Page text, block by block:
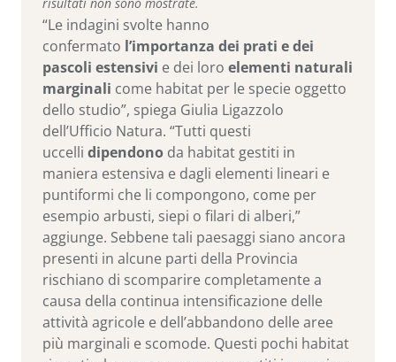
“Le indagini svolte hanno
confermato l’importanza dei prati e dei
pascoli estensivi e dei loro elementi naturali
marginali come habitat per le specie oggetto
dello studio”, spiega Giulia Ligazzolo
dell’Ufficio Natura. “Tutti questi
uccelli dipendono da habitat gestiti in
maniera estensiva e dagli elementi lineari e
puntiformi che li compongono, come per
esempio arbusti, siepi o filari di alberi,”
aggiunge. Sebbene tali paesaggi siano ancora
presenti in alcune parti della Provincia
rischiano di scomparire completamente a
causa della continua intensificazione delle
attività agricole e dell’abbandono delle aree
più marginali e scomode. Questi pochi habitat